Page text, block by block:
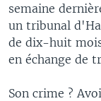
semaine
un tribunal
de dix-huit
en échange de
Son crime ?